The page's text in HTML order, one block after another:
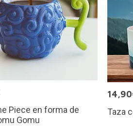
Piece en forma de
Gomu
Taza